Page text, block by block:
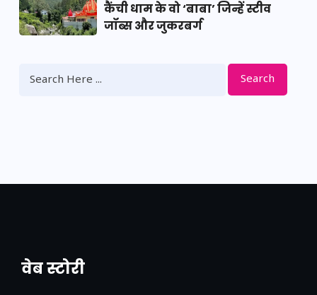
कैंची धाम के वो ‘बाबा’ जिन्हें स्टीव
जॉब्स और जुकरबर्ग
Search
वेब स्टोरी
नया एक्सप्रेसवे: पूर्वांचल का लक, डेवलपमेंट का